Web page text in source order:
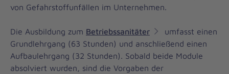
von Gefahrstoffunfällen im Unternehmen.
Die Ausbildung zum Betriebssanitäter
umfasst einen
Grundlehrgang (63 Stunden) und anschließend einen
Aufbaulehrgang (32 Stunden). Sobald beide Module
absolviert wurden, sind die Vorgaben der